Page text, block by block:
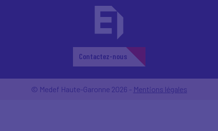
Contactez-nous
© Medef Haute-Garonne 2026 - Mentions légales